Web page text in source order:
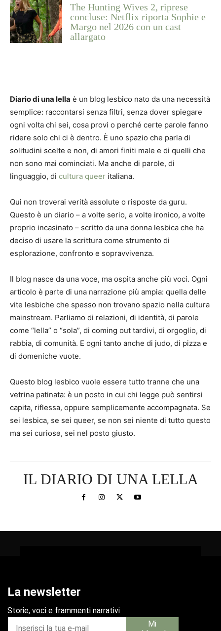
The Hunting Wives 2, riprese
concluse: Netflix riporta Sophie e
Margo nel 2026 con un cast
allargato
Diario di una lella è un blog lesbico nato da una necessità
semplice: raccontarsi senza filtri, senza dover spiegare
ogni volta chi sei, cosa provi o perché certe parole fanno
ridere solo chi ci è dentro. È uno spazio che parla di
solitudini scelte e non, di amori finiti male e di quelli che
non sono mai cominciati. Ma anche di parole, di
linguaggio, di cultura queer italiana.
Qui non troverai verità assolute o risposte da guru.
Questo è un diario – a volte serio, a volte ironico, a volte
proprio incasinato – scritto da una donna lesbica che ha
deciso di usare la scrittura come strumento di
esplorazione, confronto e sopravvivenza.
Il blog nasce da una voce, ma ospita anche più voci. Ogni
articolo è parte di una narrazione più ampia: quella delle
vite lesbiche che spesso non trovano spazio nella cultura
mainstream. Parliamo di relazioni, di identità, di parole
come “lella” o “sola”, di coming out tardivi, di orgoglio, di
rabbia, di comunità. E ogni tanto anche di judo, di pizza e
di domeniche vuote.
Questo blog lesbico vuole essere tutto tranne che una
vetrina patinata: è un posto in cui chi legge può sentirsi
capita, riflessa, oppure semplicemente accompagnata. Se
sei lesbica, se sei queer, se non sei niente di tutto questo
ma sei curiosə, sei nel posto giusto.
IL DIARIO DI UNA LELLA